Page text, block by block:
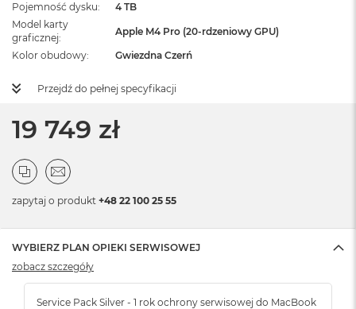
Pojemność dysku
4 TB
Model karty
graficznej
Apple M4 Pro (20-rdzeniowy GPU)
Kolor obudowy Gwiezdna Czerń
Przejdź do pełnej specyfikacji
19 749 zł
zapytaj o produkt +48 22 100 25 55
WYBIERZ PLAN OPIEKI SERWISOWEJ
Service Pack Silver - 1 rok ochrony serwisowej do MacBook
zobacz szczegóły